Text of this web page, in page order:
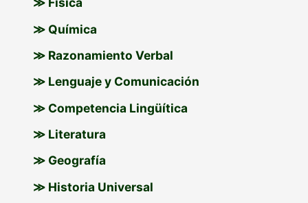
≫ Química
≫ Razonamiento Verbal
≫ Lenguaje y Comunicación
≫ Competencia Lingüítica
≫ Literatura
≫ Geografía
≫ Historia Universal